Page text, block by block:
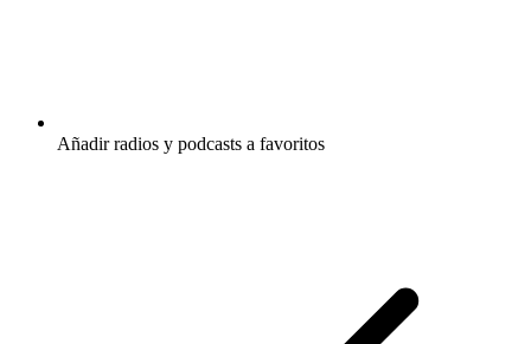
Añadir radios y podcasts a favoritos